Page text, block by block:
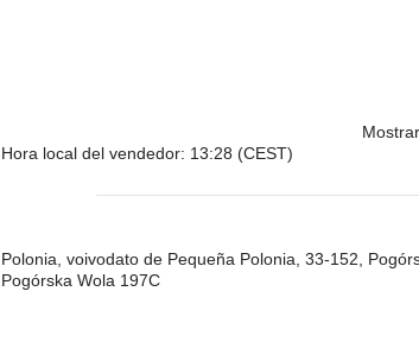
Hora local del vendedor: 13:28 (CEST)
Polonia, voivodato de Pequeña Polonia, 33-152,
Pogórska Wola 197C